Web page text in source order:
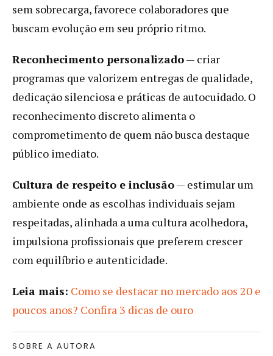
sem sobrecarga, favorece colaboradores que
buscam evolução em seu próprio ritmo.
Reconhecimento personalizado— criar
programas que valorizem entregas de qualidade,
dedicação silenciosa e práticas de autocuidado. O
reconhecimento discreto alimenta o
comprometimento de quem não busca destaque
público imediato.
Cultura de respeito e inclusão— estimular um
ambiente onde as escolhas individuais sejam
respeitadas, alinhada a uma cultura acolhedora,
impulsiona profissionais que preferem crescer
com equilíbrio e autenticidade.
Leia mais: Como se destacar no mercado aos 20 e
poucos anos? Confira 3 dicas de ouro
SOBRE A AUTORA